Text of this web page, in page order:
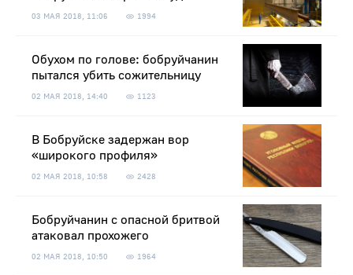
03 МАЯ 2018, 11:06 1994
Обухом по голове: бобруйчанин
пытался убить сожительницу
02 МАЯ 2018, 14:40 1123
В Бобруйске задержан вор
«широкого профиля»
02 МАЯ 2018, 10:58 2428
Бобруйчанин с опасной бритвой
атаковал прохожего
02 МАЯ 2018, 10:50 1964